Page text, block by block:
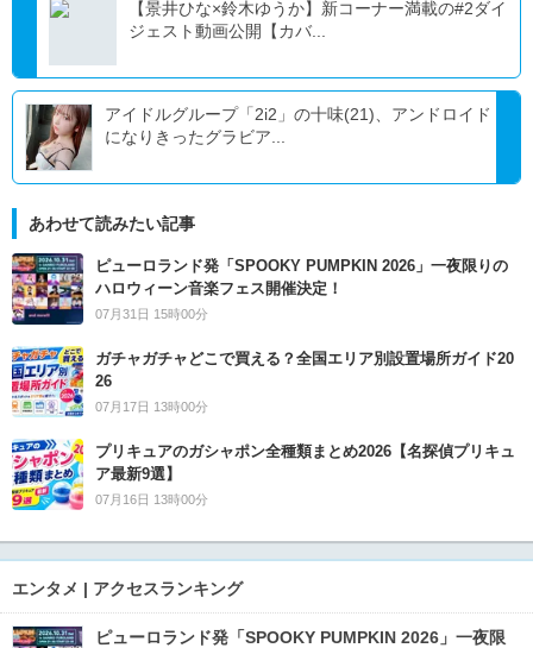
【景井ひな×鈴木ゆうか】新コーナー満載の#2ダイ
ジェスト動画公開【カバ...
アイドルグループ「2i2」の十味(21)、アンドロイド
になりきったグラビア...
あわせて読みたい記事
ピューロランド発「SPOOKY PUMPKIN 2026」一夜限りの
ハロウィーン音楽フェス開催決定！
07月31日 15時00分
ガチャガチャどこで買える？全国エリア別設置場所ガイド20
26
07月17日 13時00分
プリキュアのガシャポン全種類まとめ2026【名探偵プリキュ
ア最新9選】
07月16日 13時00分
エンタメ | アクセスランキング
ピューロランド発「SPOOKY PUMPKIN 2026」一夜限